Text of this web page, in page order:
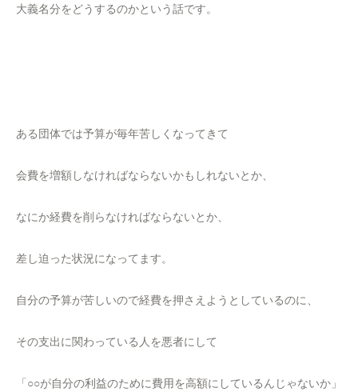
大義名分をどうするのかという話です。
ある団体では予算が毎年苦しくなってきて
会費を増額しなければならないかもしれないとか、
なにか経費を削らなければならないとか、
差し迫った状況になってます。
自分の予算が苦しいので経費を押さえようとしているのに、
その支出に関わっている人を悪者にして
「○○が自分の利益のために費用を高額にしているんじゃないか」